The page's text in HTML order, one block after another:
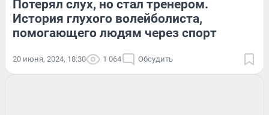
Потерял слух, но стал тренером.
История глухого волейболиста,
помогающего людям через спорт
20 июня, 2024, 18:30 1 064 Обсудить